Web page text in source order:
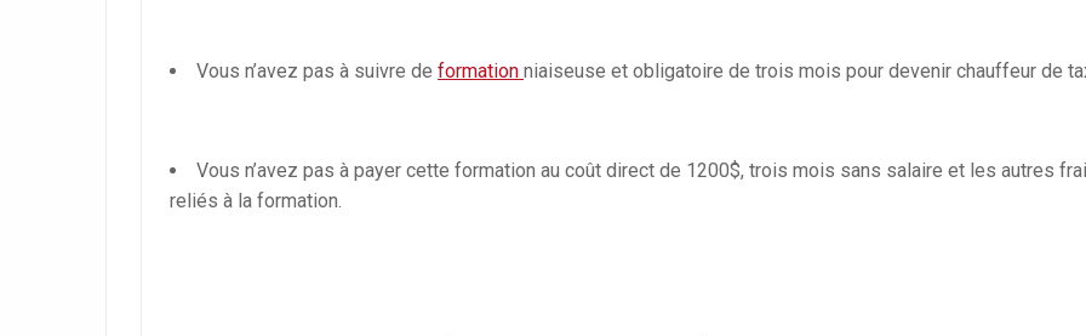
Vous n’avez pas à suivre de formation niaiseuse et obligatoire de trois mois pour devenir chauffeur de
Vous n’avez pas à payer cette formation au coût direct de 1200$, trois mois sans salaire et les autres
reliés à la formation.